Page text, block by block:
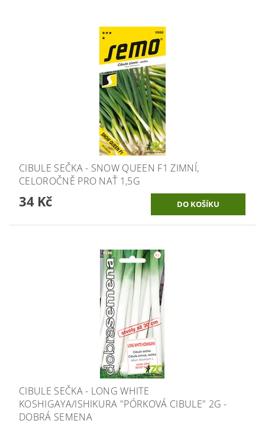
CIBULE SEČKA - SNOW QUEEN F1 ZIMNÍ,
CELOROČNĚ PRO NAŤ 1,5G
34 Kč
CIBULE SEČKA - LONG WHITE
KOSHIGAYA/ISHIKURA "PÓRKOVÁ CIBULE" 2G -
DOBRÁ SEMENA